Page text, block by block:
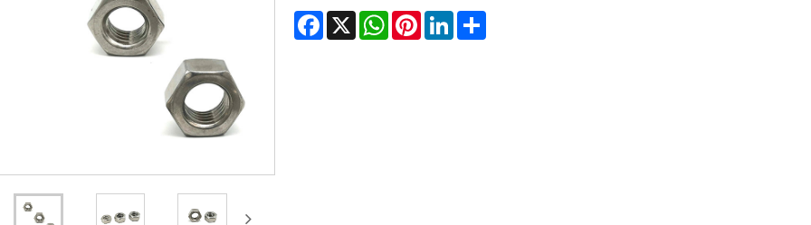
Facebook
X WhatsAppPinterestLinkedInShare